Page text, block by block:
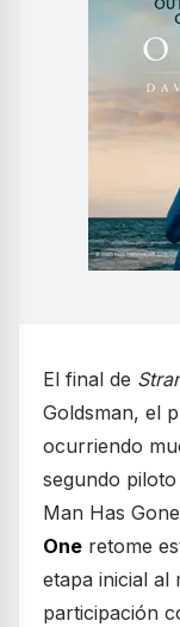
El final de
Goldsman, el
ocurriendo
segundo
Man Has
One retome
etapa inicial al
participación